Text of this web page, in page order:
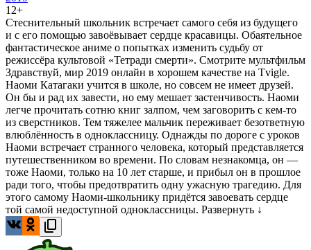
12+
Стеснительный школьник встречает самого себя из будущего
и с его помощью завоёвывает сердце красавицы. Обаятельное
фантастическое аниме о попытках изменить судьбу от
режиссёра культовой «Тетради смерти». Смотрите мультфильм
Здравствуй, мир 2019 онлайн в хорошем качестве на Tvigle.
Наоми Катагаки учится в школе, но совсем не имеет друзей.
Он бы и рад их завести, но ему мешает застенчивость. Наоми
легче прочитать сотню книг залпом, чем заговорить с кем-то
из сверстников. Тем тяжелее мальчик переживает безответную
влюблённость в одноклассницу. Однажды по дороге с уроков
Наоми встречает странного человека, который представляется
путешественником во времени. По словам незнакомца, он —
тоже Наоми, только на 10 лет старше, и прибыл он в прошлое
ради того, чтобы предотвратить одну ужасную трагедию. Для
этого самому Наоми-школьнику придётся завоевать сердце
той самой недоступной одноклассницы. Развернуть ↓